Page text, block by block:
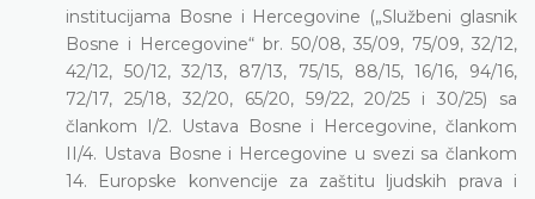
institucijama Bosne i Hercegovine („Službeni glasnik
Bosne i Hercegovine“ br. 50/08, 35/09, 75/09, 32/12,
42/12, 50/12, 32/13, 87/13, 75/15, 88/15, 16/16, 94/16,
72/17, 25/18, 32/20, 65/20, 59/22, 20/25 i 30/25) sa
člankom I/2. Ustava Bosne i Hercegovine, člankom
II/4. Ustava Bosne i Hercegovine u svezi sa člankom
14. Europske konvencije za zaštitu ljudskih prava i